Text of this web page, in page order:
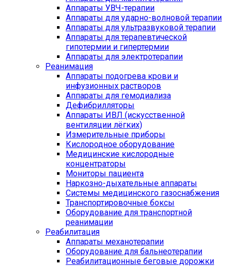
Аппараты УВЧ-терапии
Аппараты для ударно-волновой терапии
Аппараты для ультразвуковой терапии
Аппараты для терапевтической
гипотермии и гипертермии
Аппараты для электротерапии
Реанимация
Аппараты подогрева крови и
инфузионных растворов
Аппараты для гемодиализа
Дефибрилляторы
Аппараты ИВЛ (искусственной
вентиляции лёгких)
Измерительные приборы
Кислородное оборудование
Медицинские кислородные
концентраторы
Мониторы пациента
Наркозно-дыхательные аппараты
Системы медицинского газоснабжения
Транспортировочные боксы
Оборудование для транспортной
реанимации
Реабилитация
Аппараты механотерапии
Оборудование для бальнеотерапии
Реабилитационные беговые дорожки